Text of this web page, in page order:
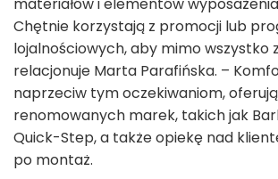
materiałów i elementów
Chętnie korzystają z promocji lub
lojalnościowych, aby mimo wszystko
relacjonuje Marta Parafińska. –
naprzeciw tym oczekiwaniom,
renomowanych marek, takich jak
Quick-Step, a także opiekę nad
po montaż.